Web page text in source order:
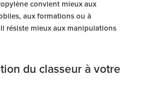
convient mieux aux
aux formations ou à
il résiste mieux aux manipulations
du classeur à votre